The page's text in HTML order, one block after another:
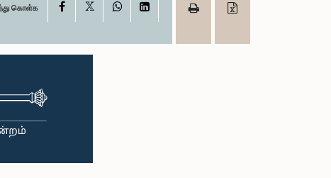
கொள்க Facebook WhatsAppLinkedIn